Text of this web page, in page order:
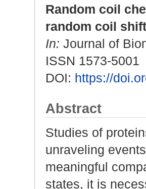
Random coil
random coil
In: Journal of
ISSN 1573-5001
DOI: https://
Abstract
Studies of
unraveling
meaningful
states, it is